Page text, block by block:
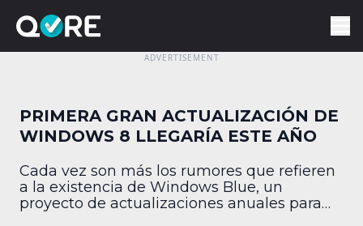
PRIMERA GRAN ACTUALIZACIÓN DE
WINDOWS 8 LLEGARÍA ESTE AÑO
Cada vez son más los rumores que refieren
a la existencia de Windows Blue, un
proyecto de actualizaciones anuales para